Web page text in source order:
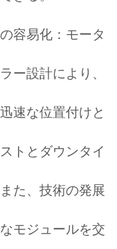
容易化：モータ
ー設計により、
速な位置付けと
トとダウンタイ
た、技術の発展
モジュールを交